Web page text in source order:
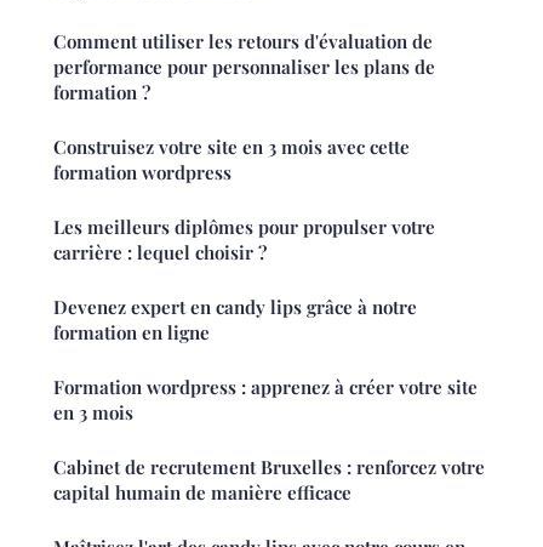
Comment utiliser les retours d'évaluation de
performance pour personnaliser les plans de
formation ?
Construisez votre site en 3 mois avec cette
formation wordpress
Les meilleurs diplômes pour propulser votre
carrière : lequel choisir ?
Devenez expert en candy lips grâce à notre
formation en ligne
Formation wordpress : apprenez à créer votre site
en 3 mois
Cabinet de recrutement Bruxelles : renforcez votre
capital humain de manière efficace